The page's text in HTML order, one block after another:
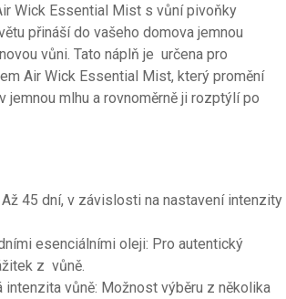
Wick Essential Mist s vůní pivoňky
přináší do vašeho domova jemnou
vůni. Tato náplň je určena pro
Air Wick Essential Mist, který promění
jemnou mlhu a rovnoměrně ji rozptýlí po
Až 45 dní, v závislosti na nastavení intenzity
esenciálními oleji: Pro autentický
z vůně.
intenzita vůně: Možnost výběru z několika